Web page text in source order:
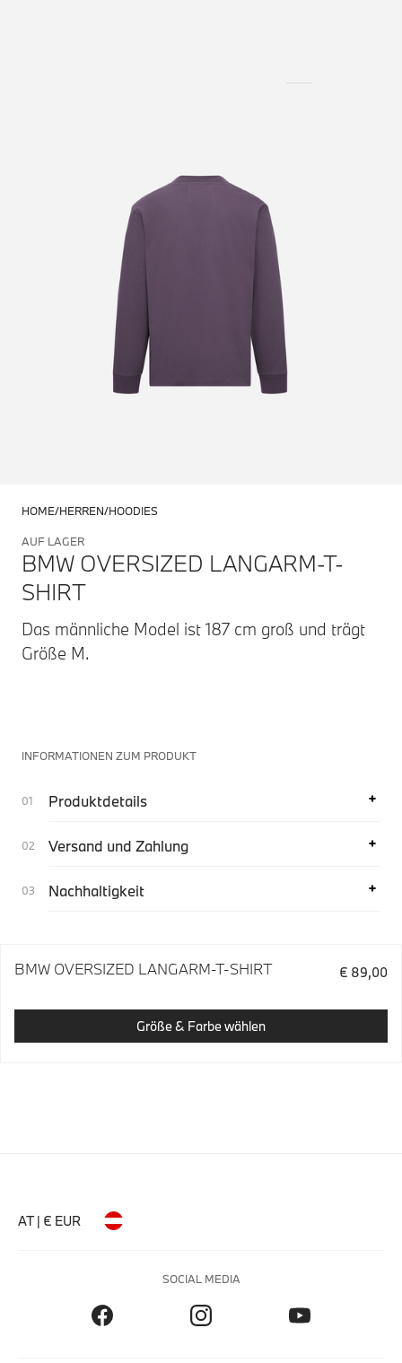
HOME HERREN HOODIES
AUF LAGER
BMW OVERSIZED LANGARM-T-
SHIRT
Das männliche Model ist 187 cm groß und trägt
Größe M.
INFORMATIONEN ZUM PRODUKT
Produktdetails
Versand und Zahlung
Nachhaltigkeit
BMW OVERSIZED LANGARM-T-SHIRT € 89,00
Größe & Farbe wählen
AT | € EUR
SOCIAL MEDIA